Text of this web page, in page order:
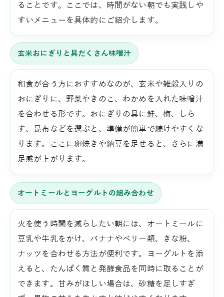
ることです。ここでは、時間がない朝でも実践しや
すいメニューを具体的にご紹介します。
玄米おにぎりと具だくさん味噌汁
和食が合う方におすすめなのが、玄米や雑穀入りの
おにぎりに、野菜やきのこ、わかめを入れた味噌汁
を合わせる形です。おにぎりの具に鮭、梅、しら
す、昆布などを選ぶと、準備が簡単で続けやすくな
ります。ここに卵焼きや納豆を足せると、さらに満
足感が上がります。
オートミールとヨーグルトの組み合わせ
火を使う時間を減らしたい朝には、オートミールに
豆乳や牛乳をかけ、バナナやベリー類、きな粉、
ナッツを合わせる方法が便利です。ヨーグルトを添
えると、たんぱく質と発酵食品を同時に取ることが
できます。甘みがほしい場合は、砂糖を足しすぎ